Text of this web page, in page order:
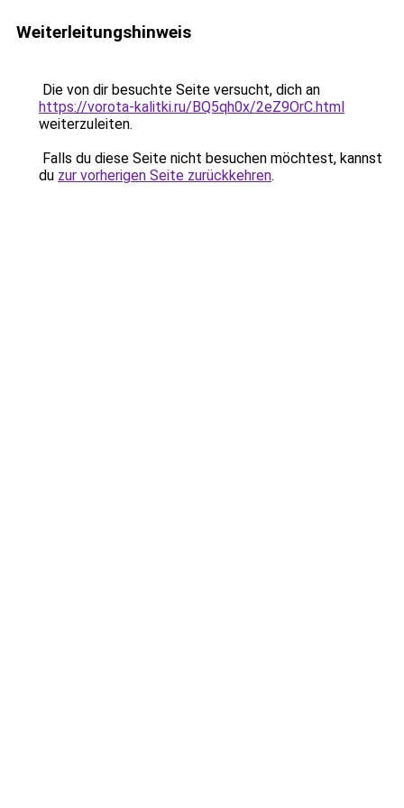
Weiterleitungshinweis
Die von dir besuchte Seite versucht, dich an
https://vorota-kalitki.ru/BQ5qh0x/2eZ9OrC.html
weiterzuleiten.
Falls du diese Seite nicht besuchen möchtest, kannst
du zur vorherigen Seite zurückkehren.